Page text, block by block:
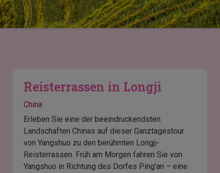
Reisterrassen in Longji
China
Erleben Sie eine der beeindruckendsten
Landschaften Chinas auf dieser Ganztagestour
von Yangshuo zu den berühmten Longji-
Reisterrassen. Früh am Morgen fahren Sie von
Yangshuo in Richtung des Dorfes Ping'an – eine